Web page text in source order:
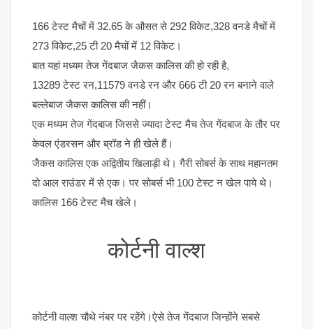
166 टेस्ट मैचों में 32.65 के औसत से 292 विकेट,328 वनडे मैचों में
273 विकेट,25 टी 20 मैचों में 12 विकेट।
बात यहां मध्यम तेज गेंदबाज जैकस कालिस की हो रही है,
13289 टेस्ट रन,11579 वनडे रन और 666 टी 20 रन बनाने वाले
बल्लेबाज जैकस कालिस की नहीं।
एक मध्यम तेज गेंदबाज जिससे ज्यादा टेस्ट मैच तेज गेंदबाज के तौर पर
केवल एंडरसन और ब्रॉड ने ही खेले हैं।
जैकस कालिस एक अद्वितीय खिलाड़ी थे। गैरी सोबर्स के साथ महानतम
दो आल राउंडर में से एक। पर सोबर्स भी 100 टेस्ट न खेल पाये थे।
कालिस 166 टेस्ट मैच खेले।
कोर्टनी वाल्श
कोर्टनी वाल्श चौथे नंबर पर रहेंगे।ऐसे तेज गेंदबाज जिन्होंने सबसे